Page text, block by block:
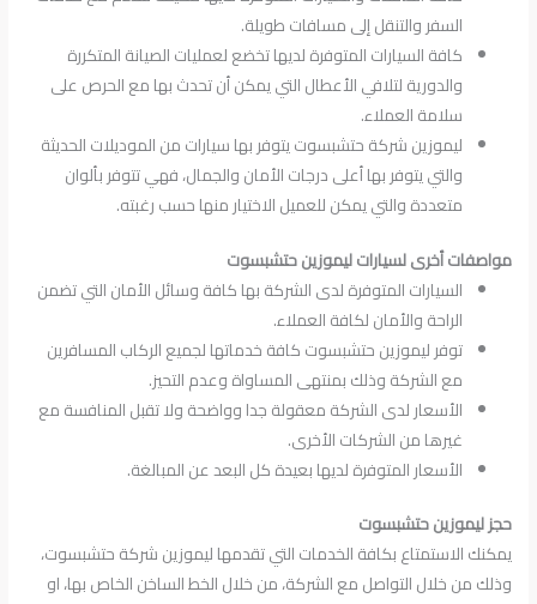
السفر والتنقل إلى مسافات طويلة.
كافة السيارات المتوفرة لديها تخضع لعمليات الصيانة المتكررة
والدورية لتلافي الأعطال التي يمكن أن تحدث بها مع الحرص على
سلامة العملاء.
ليموزين شركة حتشبسوت يتوفر بها سيارات من الموديلات الحديثة
والتي يتوفر بها أعلى درجات الأمان والجمال، فهي تتوفر بألوان
متعددة والتي يمكن للعميل الاختيار منها حسب رغبته.
مواصفات أخرى لسيارات ليموزين حتشبسوت
السيارات المتوفرة لدى الشركة بها كافة وسائل الأمان التي تضمن
الراحة والأمان لكافة العملاء.
توفر ليموزين حتشبسوت كافة خدماتها لجميع الركاب المسافرين
مع الشركة وذلك بمنتهى المساواة وعدم التحيز.
الأسعار لدى الشركة معقولة جدا وواضحة ولا تقبل المنافسة مع
غيرها من الشركات الأخرى.
الأسعار المتوفرة لديها بعيدة كل البعد عن المبالغة.
حجز ليموزين حتشبسوت
يمكنك الاستمتاع بكافة الخدمات التي تقدمها ليموزين شركة حتشبسوت،
وذلك من خلال التواصل مع الشركة، من خلال الخط الساخن الخاص بها، او